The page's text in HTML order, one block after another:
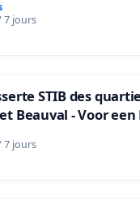
7 jours
STIB des
Beauval - Voor een
de wijken
7 jours